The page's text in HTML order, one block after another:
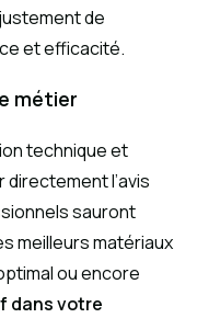
de
et efficacité.
métier
technique et
l’avis
sauront
meilleurs matériaux
ou encore
dans votre